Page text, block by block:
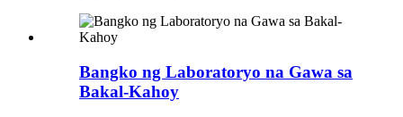
Bangko ng Laboratoryo na Gawa sa
Bakal-Kahoy